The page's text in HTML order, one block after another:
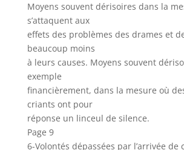
Moyens souvent dérisoires dans la
s’attaquent aux
effets des problèmes des drames et
beaucoup moins
à leurs causes. Moyens souvent
exemple
financièrement, dans la mesure où
criants ont pour
réponse un linceul de silence.
Page 9
6-Volontés dépassées par l’arrivée de